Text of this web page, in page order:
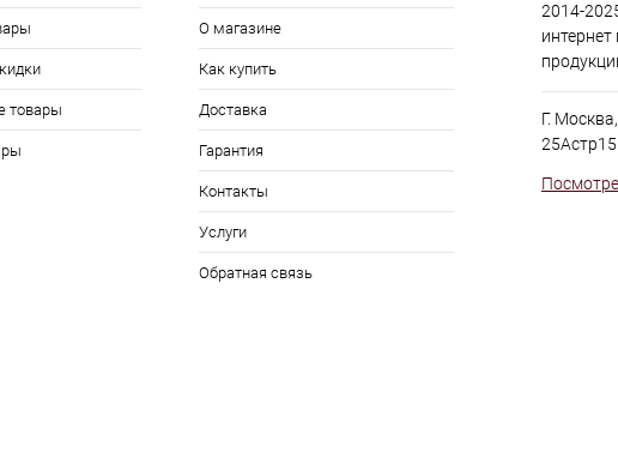
товары
О магазине
Как купить
Доставка
Гарантия
Контакты
Услуги
Обратная связь
2014-
Г.
25Астр15